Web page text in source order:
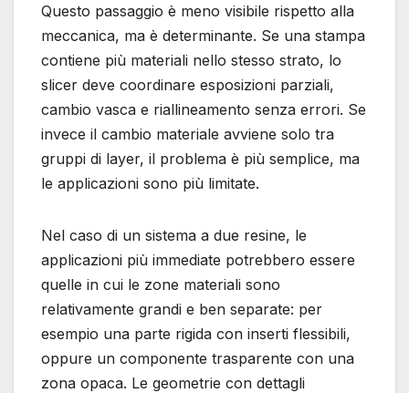
Questo passaggio è meno visibile rispetto alla
meccanica, ma è determinante. Se una stampa
contiene più materiali nello stesso strato, lo
slicer deve coordinare esposizioni parziali,
cambio vasca e riallineamento senza errori. Se
invece il cambio materiale avviene solo tra
gruppi di layer, il problema è più semplice, ma
le applicazioni sono più limitate.
Nel caso di un sistema a due resine, le
applicazioni più immediate potrebbero essere
quelle in cui le zone materiali sono
relativamente grandi e ben separate: per
esempio una parte rigida con inserti flessibili,
oppure un componente trasparente con una
zona opaca. Le geometrie con dettagli